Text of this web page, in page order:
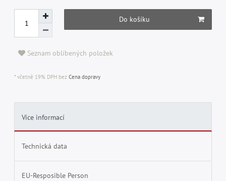
Do košíku
Seznam oblíbených položek
* včetně 19% DPH bez Cena dopravy
Více informací
Technická data
EU-Resposible Person